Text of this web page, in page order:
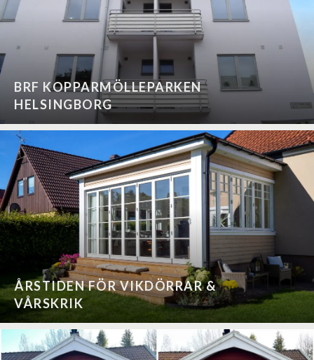
BRF KOPPARMÖLLEPARKEN
HELSINGBORG
ÅRSTIDEN FÖR VIKDÖRRAR &
VÅRSKRIK